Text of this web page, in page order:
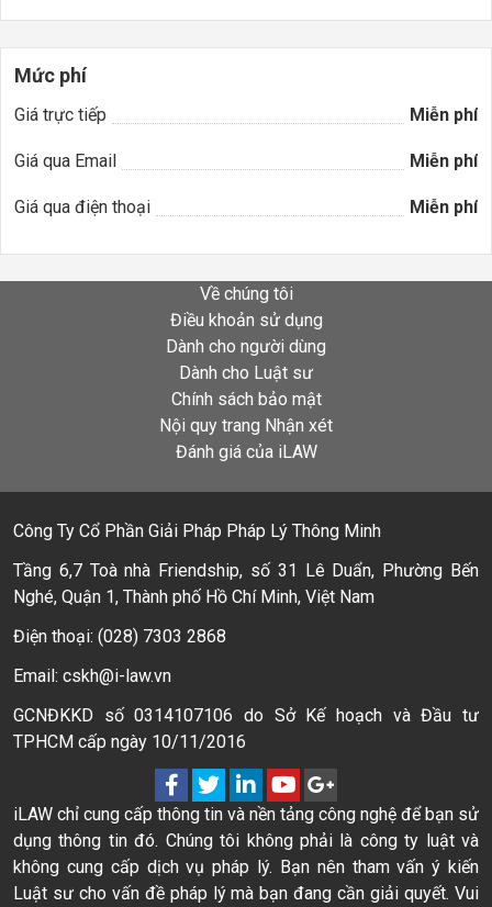
Mức phí
Giá trực tiếp Miễn phí
Giá qua Email Miễn phí
Giá qua điện thoại Miễn phí
Về chúng tôi
Điều khoản sử dụng
Dành cho người dùng
Dành cho Luật sư
Chính sách bảo mật
Nội quy trang Nhận xét
Đánh giá của iLAW
Công Ty Cổ Phần Giải Pháp Pháp Lý Thông Minh
Tầng 6,7 Toà nhà Friendship, số 31 Lê Duẩn, Phường Bến
Nghé, Quận 1, Thành phố Hồ Chí Minh, Việt Nam
Điện thoại: (028) 7303 2868
Email: cskh@i-law.vn
GCNĐKKD số 0314107106 do Sở Kế hoạch và Đầu tư
TPHCM cấp ngày 10/11/2016
iLAW chỉ cung cấp thông tin và nền tảng công nghệ để bạn sử
dụng thông tin đó. Chúng tôi không phải là công ty luật và
không cung cấp dịch vụ pháp lý. Bạn nên tham vấn ý kiến
Luật sư cho vấn đề pháp lý mà bạn đang cần giải quyết. Vui